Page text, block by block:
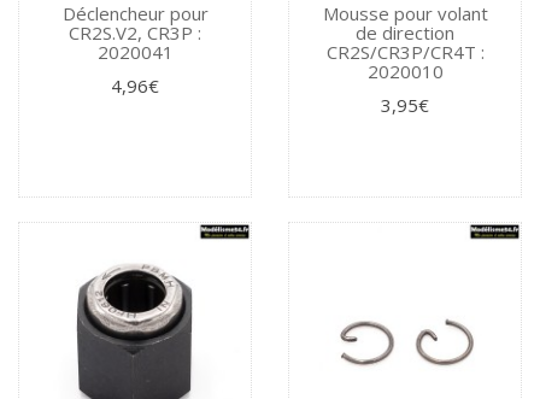
Déclencheur pour
CR2S.V2, CR3P :
2020041
4,96€
Mousse pour volant
de direction
CR2S/CR3P/CR4T :
2020010
3,95€